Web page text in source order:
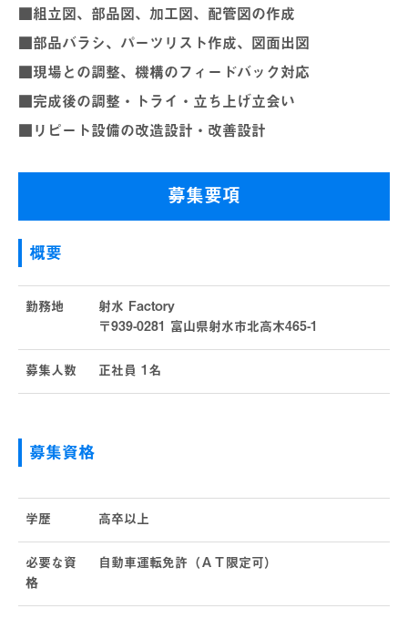
■組立図、部品図、加工図、配管図の作成
■部品バラシ、パーツリスト作成、図面出図
■現場との調整、機構のフィードバック対応
■完成後の調整・トライ・立ち上げ立会い
■リピート設備の改造設計・改善設計
募集要項
概要
勤務地
射水 Factory
〒939-0281 富山県射水市北高木465-1
募集人数 正社員 1名
募集資格
学歴 高卒以上
必要な資
格
自動車運転免許（ＡＴ限定可）